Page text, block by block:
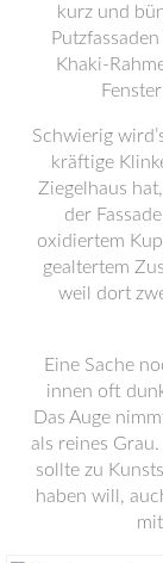
kurz und
Khaki-
Schwierig
kräftige
Ziegelhaus
der
oxidiertem
gealtertem
weil dort
Eine Sache
innen oft
Das Auge
als reines
sollte zu
haben will,